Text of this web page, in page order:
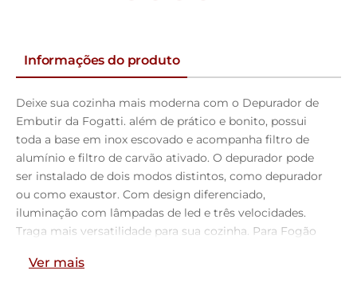
Informações do produto
Deixe sua cozinha mais moderna com o Depurador de
Embutir da Fogatti. além de prático e bonito, possui
toda a base em inox escovado e acompanha filtro de
alumínio e filtro de carvão ativado. O depurador pode
ser instalado de dois modos distintos, como depurador
ou como exaustor. Com design diferenciado,
iluminação com lâmpadas de led e três velocidades.
Traga mais versatilidade para sua cozinha. Para Fogão
cm Para Fogão cooktop de 5 bocas é indicado
Ver mais